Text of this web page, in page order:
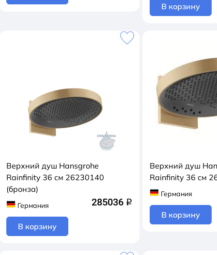
В корзину
Верхний душ Hansgrohe
Rainfinity 36 см 26230140
(бронза)
Германия 285036 q
В корзину
Верхний душ
Rainfinity 36 см
Германия
В корзину